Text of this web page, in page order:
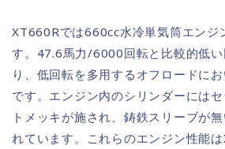
XT660Rでは660cc水冷単気筒エンジ
す。47.6馬力/6000回転と比較的低
り、低回転を多用するオフロードに
です。エンジン内のシリンダーには
トメッキが施され、鋳鉄スリーブが
れています。これらのエンジン性能